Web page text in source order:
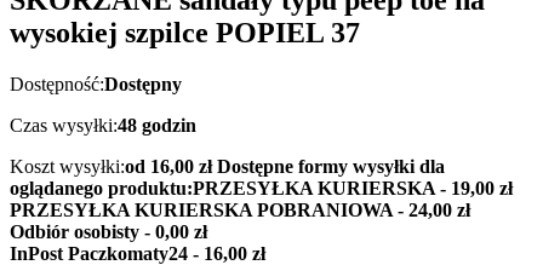
wysokiej szpilce POPIEL 37
Dostępność:Dostępny
Czas wysyłki:48 godzin
Koszt wysyłki:od 16,00 złDostępne formy wysyłki dla
oglądanego produktu:PRZESYŁKA KURIERSKA - 19,00 zł
PRZESYŁKA KURIERSKA POBRANIOWA - 24,00 zł
Odbiór osobisty - 0,00 zł
InPost Paczkomaty24 - 16,00 zł